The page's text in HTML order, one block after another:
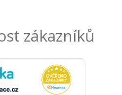
zákazníků